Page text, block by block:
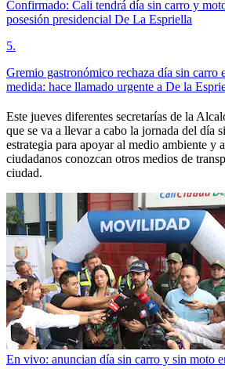
Confirmado: Cali tendrá día sin carro y
posesión presidencial De La Espriella
5.
Gremio gastronómico rechaza día sin carro
medida: hace llamado urgente a De la
Este jueves diferentes secretarías de la
que se va a llevar a cabo la jornada del día
estrategia para apoyar al medio ambiente y
ciudadanos conozcan otros medios de
ciudad.
En vivo: anuncian día sin carro y sin moto